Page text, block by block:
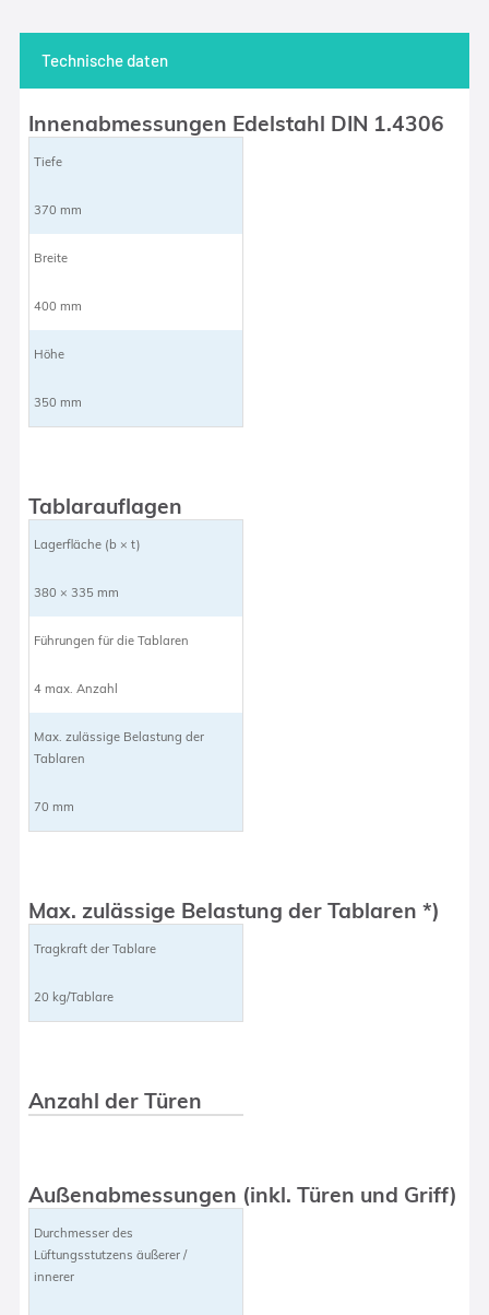
Technische daten
Innenabmessungen Edelstahl DIN 1.4306
Tiefe
370 mm
Breite
400 mm
Höhe
350 mm
Tablarauflagen
Lagerfläche (b × t)
380 × 335 mm
Führungen für die Tablaren
4 max. Anzahl
Max. zulässige Belastung der
Tablaren
70 mm
Max. zulässige Belastung der Tablaren *)
Tragkraft der Tablare
20 kg/Tablare
Anzahl der Türen
Außenabmessungen (inkl. Türen und Griff)
Durchmesser des
Lüftungsstutzens äußerer /
innerer